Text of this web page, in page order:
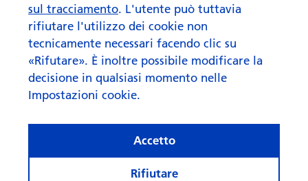
Cosa fa rima con “AI” quando
si parla di investi­menti?
sul tracciamento. L'utente può tuttavia
rifiutare l'utilizzo dei cookie non
tecnicamente necessari facendo clic su
«Rifutare». È inoltre possibile modificare la
decisione in qualsiasi momento nelle
Impostazioni cookie.
Rifiutare
Accetto